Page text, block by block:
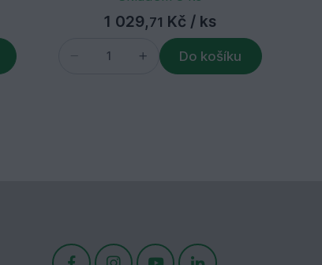
1 029,71 Kč / ks
Do košíku